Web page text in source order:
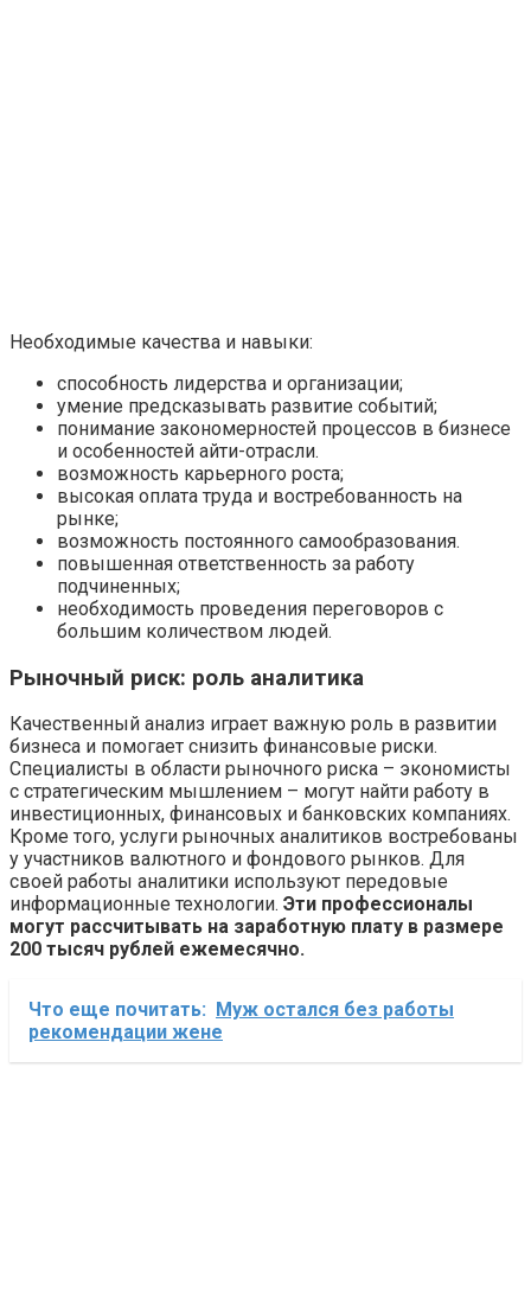
Необходимые качества и навыки:
способность лидерства и организации;
умение предсказывать развитие событий;
понимание закономерностей процессов в бизнесе
и особенностей айти-отрасли.
возможность карьерного роста;
высокая оплата труда и востребованность на
рынке;
возможность постоянного самообразования.
повышенная ответственность за работу
подчиненных;
необходимость проведения переговоров с
большим количеством людей.
Рыночный риск: роль аналитика
Качественный анализ играет важную роль в развитии
бизнеса и помогает снизить финансовые риски.
Специалисты в области рыночного риска – экономисты
с стратегическим мышлением – могут найти работу в
инвестиционных, финансовых и банковских компаниях.
Кроме того, услуги рыночных аналитиков востребованы
у участников валютного и фондового рынков. Для
своей работы аналитики используют передовые
информационные технологии. Эти профессионалы
могут рассчитывать на заработную плату в размере
200 тысяч рублей ежемесячно.
Что еще почитать:
Муж остался без работы
рекомендации жене